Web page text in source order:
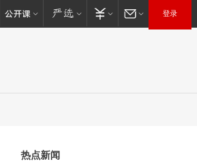
登录
热点新闻